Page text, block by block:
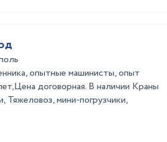
опытные машинисты, опыт
договорная. В наличии Краны
Тяжеловоз, мини-погрузчики,